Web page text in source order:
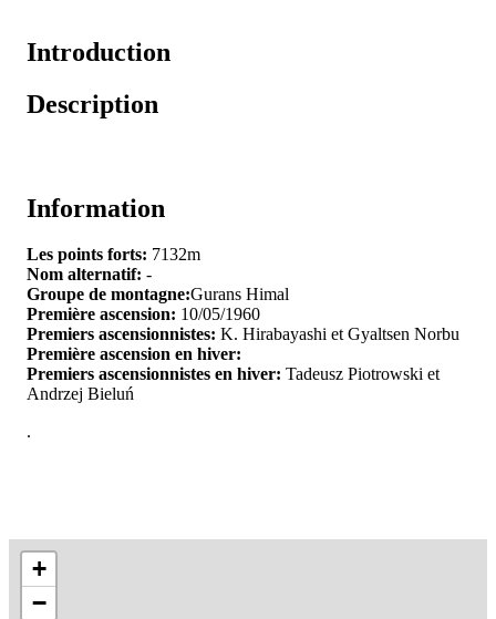
Introduction
Description
Information
Les points forts: 7132m
Nom alternatif: -
Groupe de montagne:Gurans Himal
Première ascension: 10/05/1960
Premiers ascensionnistes: K. Hirabayashi et Gyaltsen Norbu
Première ascension en hiver:
Premiers ascensionnistes en hiver: Tadeusz Piotrowski et
Andrzej Bieluń
.
+
−